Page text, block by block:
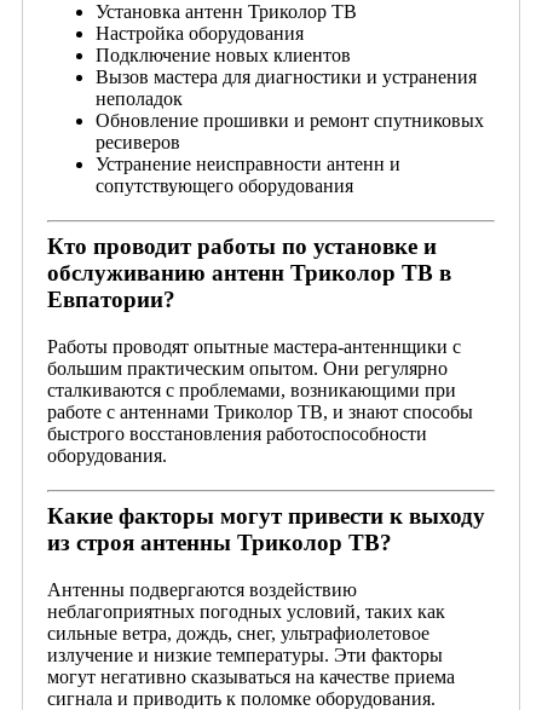
Установка антенн Триколор ТВ
Настройка оборудования
Подключение новых клиентов
Вызов мастера для диагностики и устранения
неполадок
Обновление прошивки и ремонт спутниковых
ресиверов
Устранение неисправности антенн и
сопутствующего оборудования
Кто проводит работы по установке и
обслуживанию антенн Триколор ТВ в
Евпатории?
Работы проводят опытные мастера-антеннщики с
большим практическим опытом. Они регулярно
сталкиваются с проблемами, возникающими при
работе с антеннами Триколор ТВ, и знают способы
быстрого восстановления работоспособности
оборудования.
Какие факторы могут привести к выходу
из строя антенны Триколор ТВ?
Антенны подвергаются воздействию
неблагоприятных погодных условий, таких как
сильные ветра, дождь, снег, ультрафиолетовое
излучение и низкие температуры. Эти факторы
могут негативно сказываться на качестве приема
сигнала и приводить к поломке оборудования.